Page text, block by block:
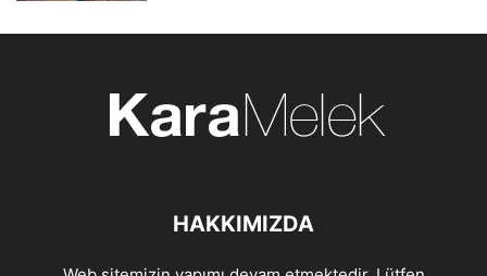
HAKKIMIZDA